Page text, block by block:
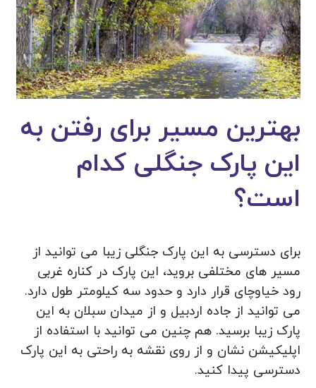
بهترین مسیر برای رفتن به
این پارک جنگلی کدام
است؟
برای دسترسی به این پارک جنگلی زیبا می توانید از
مسیر های مختلفی بروید، این پارک در کناره غربی
رود خیاوچای قرار دارد و حدود سه کیلومتر طول دارد.
می توانید از جاده اردبیل و از میدان سبلان به این
پارک زیبا برسید. هم چنین می توانید با استفاده از
اپلیکیشن نشان و از روی نقشه به راحتی به این پارک
دسترسی پیدا کنید.